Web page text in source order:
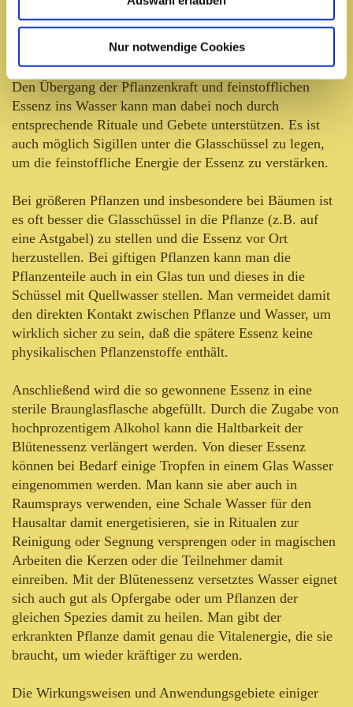
Nur notwendige Cookies
mindestens 12 Stunden der vollen Sonne ausgesetzt. Bei
manchen Essenzen ist zusätzlich noch das Licht des
Vollmonds nötig, um ihnen die volle Kraft zu geben.
Den Übergang der Pflanzenkraft und feinstofflichen
Essenz ins Wasser kann man dabei noch durch
entsprechende Rituale und Gebete unterstützen. Es ist
auch möglich Sigillen unter die Glasschüssel zu legen,
um die feinstoffliche Energie der Essenz zu verstärken.
Bei größeren Pflanzen und insbesondere bei Bäumen ist
es oft besser die Glasschüssel in die Pflanze (z.B. auf
eine Astgabel) zu stellen und die Essenz vor Ort
herzustellen. Bei giftigen Pflanzen kann man die
Pflanzenteile auch in ein Glas tun und dieses in die
Schüssel mit Quellwasser stellen. Man vermeidet damit
den direkten Kontakt zwischen Pflanze und Wasser, um
wirklich sicher zu sein, daß die spätere Essenz keine
physikalischen Pflanzenstoffe enthält.
Anschließend wird die so gewonnene Essenz in eine
sterile Braunglasflasche abgefüllt. Durch die Zugabe von
hochprozentigem Alkohol kann die Haltbarkeit der
Blütenessenz verlängert werden. Von dieser Essenz
können bei Bedarf einige Tropfen in einem Glas Wasser
eingenommen werden. Man kann sie aber auch in
Raumsprays verwenden, eine Schale Wasser für den
Hausaltar damit energetisieren, sie in Ritualen zur
Reinigung oder Segnung versprengen oder in magischen
Arbeiten die Kerzen oder die Teilnehmer damit
einreiben. Mit der Blütenessenz versetztes Wasser eignet
sich auch gut als Opfergabe oder um Pflanzen der
gleichen Spezies damit zu heilen. Man gibt der
erkrankten Pflanze damit genau die Vitalenergie, die sie
braucht, um wieder kräftiger zu werden.
Die Wirkungsweisen und Anwendungsgebiete einiger